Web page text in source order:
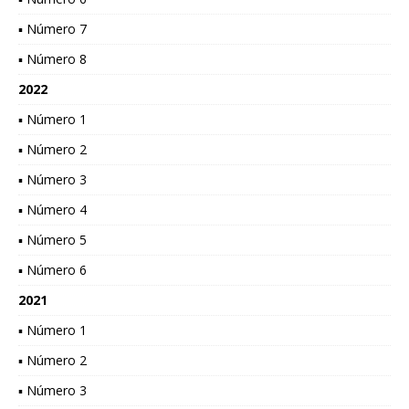
▪ Número 7
▪ Número 8
2022
▪ Número 1
▪ Número 2
▪ Número 3
▪ Número 4
▪ Número 5
▪ Número 6
2021
▪ Número 1
▪ Número 2
▪ Número 3